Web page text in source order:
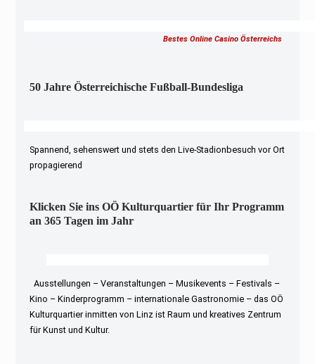
Bestes Online Casino Österreichs
50 Jahre Österreichische Fußball-Bundesliga
Spannend, sehenswert und stets den Live-Stadionbesuch vor Ort
propagierend
Klicken Sie ins OÖ Kulturquartier für Ihr Programm
an 365 Tagen im Jahr
Ausstellungen – Veranstaltungen – Musikevents – Festivals –
Kino – Kinderprogramm – internationale Gastronomie – das OÖ
Kulturquartier inmitten von Linz ist Raum und kreatives Zentrum
für Kunst und Kultur.